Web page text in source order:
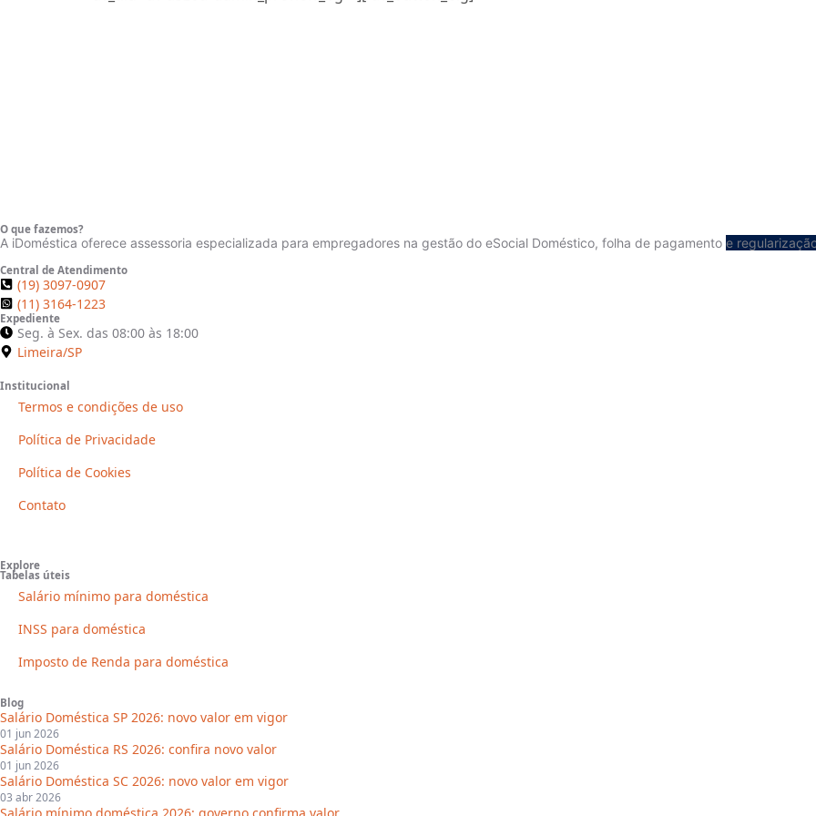
O que fazemos?
A iDoméstica oferece assessoria especializada para empregadores na gestão do eSocial Doméstico, folha de pagamento e
Central de Atendimento
(19) 3097-0907
(11) 3164-1223
Expediente
Seg. à Sex. das 08:00 às 18:00
Limeira/SP
Institucional
Termos e condições de uso
Política de Privacidade
Política de Cookies
Contato
Explore
Tabelas úteis
Salário mínimo para doméstica
INSS para doméstica
Imposto de Renda para doméstica
Blog
Salário Doméstica SP 2026: novo valor em vigor
01 jun 2026
Salário Doméstica RS 2026: confira novo valor
01 jun 2026
Salário Doméstica SC 2026: novo valor em vigor
03 abr 2026
Salário mínimo doméstica 2026: governo confirma valor